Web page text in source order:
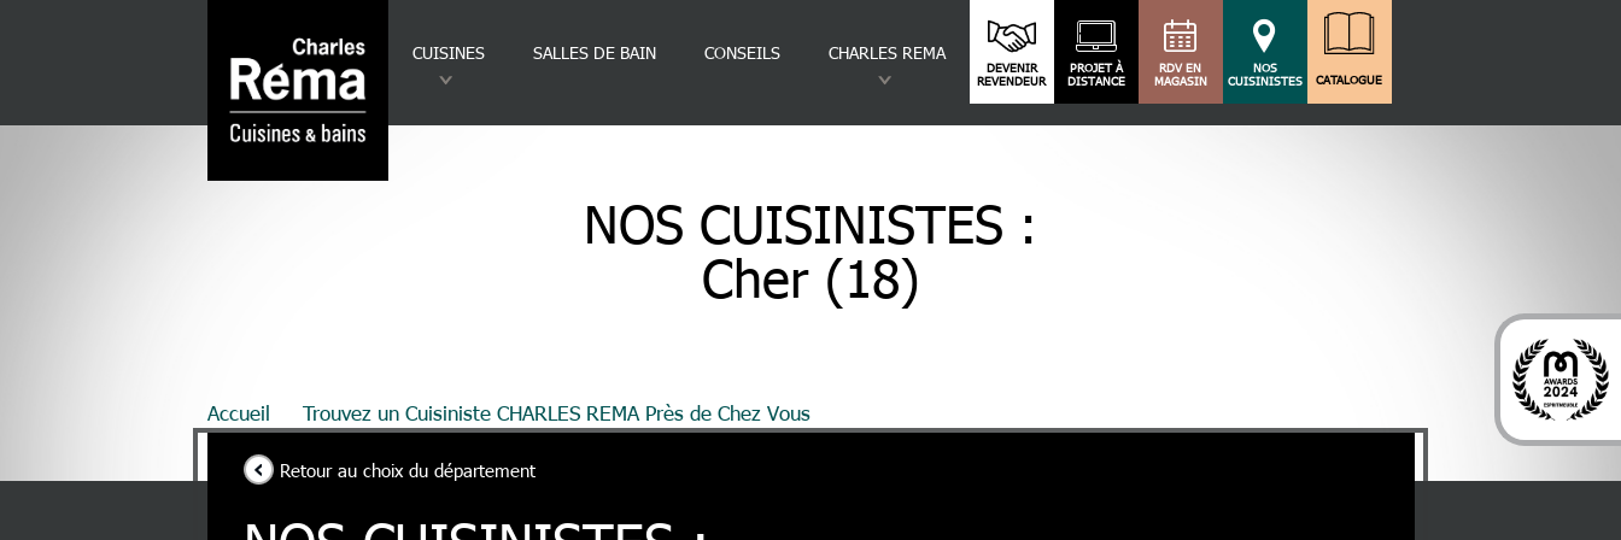
CUISINES SALLES DE BAIN CONSEILS CHARLES REMA
DEVENIR
REVENDEUR
PROJET À
DISTANCE
RDV EN
MAGASIN
NOS
CUISINISTES
CATALOGUE
NOS CUISINISTES :
Cher (18)
Fil d'Ariane
Accueil Trouvez un Cuisiniste CHARLES REMA Près de Chez Vous
Retour au choix du département